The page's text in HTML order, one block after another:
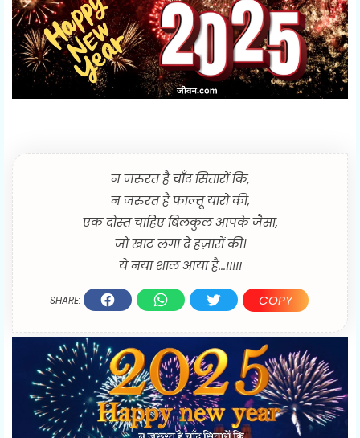
न जरुरत है चाँद सितारों कि,
न जरुरत है फाल्तू यारों की,
एक दोस्त चाहिए बिलकुल आपके जैसा,
जो खाट लगा दे हज़ारों की।
ये नया शाल आया है...!!!!!
SHARE: COPY